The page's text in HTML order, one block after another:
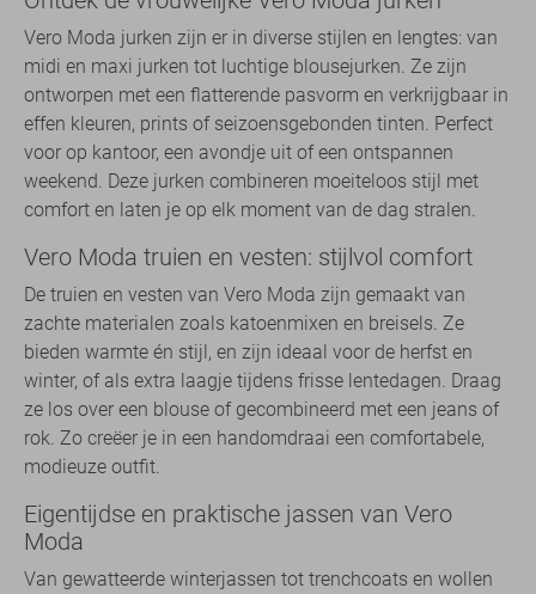
Vero Moda jurken zijn er in diverse stijlen en lengtes: van
midi en maxi jurken tot luchtige blousejurken. Ze zijn
ontworpen met een flatterende pasvorm en verkrijgbaar in
effen kleuren, prints of seizoensgebonden tinten. Perfect
voor op kantoor, een avondje uit of een ontspannen
weekend. Deze jurken combineren moeiteloos stijl met
comfort en laten je op elk moment van de dag stralen.
Vero Moda truien en vesten: stijlvol comfort
De truien en vesten van Vero Moda zijn gemaakt van
zachte materialen zoals katoenmixen en breisels. Ze
bieden warmte én stijl, en zijn ideaal voor de herfst en
winter, of als extra laagje tijdens frisse lentedagen. Draag
ze los over een blouse of gecombineerd met een jeans of
rok. Zo creëer je in een handomdraai een comfortabele,
modieuze outfit.
Eigentijdse en praktische jassen van Vero
Moda
Van gewatteerde winterjassen tot trenchcoats en wollen